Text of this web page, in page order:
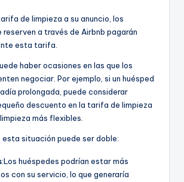
de limpieza a su anuncio, los
reserven a través de Airbnb pagarán
esta tarifa.
haber ocasiones en las que los
negociar. Por ejemplo, si un huésped
prolongada, puede considerar
descuento en la tarifa de limpieza
más flexibles.
esta situación puede ser doble:
:Los huéspedes podrían estar más
con su servicio, lo que generaría